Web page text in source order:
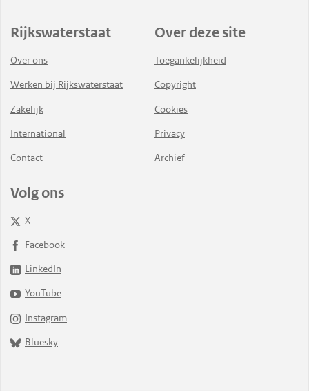
Rijkswaterstaat
Over ons
Werken bij Rijkswaterstaat
Zakelijk
International
Contact
Over deze site
Toegankelijkheid
Copyright
Cookies
Privacy
Archief
Volg ons
X
Facebook
LinkedIn
YouTube
Instagram
Bluesky